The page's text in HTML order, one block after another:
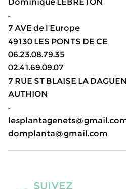
Dominique LEBRETON
-
7 AVE de l'Europe
49130 LES PONTS DE CE
06.23.08.79.35
02.41.69.09.07
7 RUE ST BLAISE LA
AUTHION
-
domplanta@gmail.com
SUIVEZ